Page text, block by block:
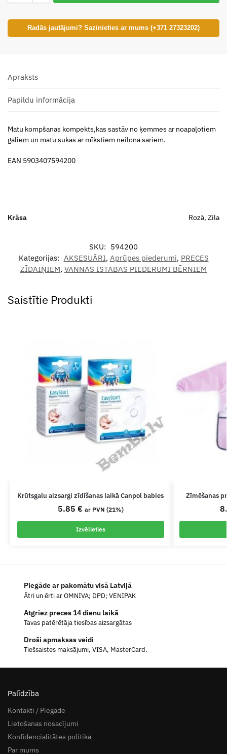
Radās jautājumi? Sazinieties ar mums (+371 27323202)
Apraksts
Papildu informācija
Matu kompšanas kompekts,kas sastāv no ķemmes ar noapaļotiem
galiem un matu sukas ar mīkstiem neilona sariem.
EAN 5903407594200
Krāsa Rozā, Zila
SKU: 594200
Kategorijas: AKSESUĀRI, Aprūpes piederumi, PRECES
ZĪDAIŅIEM, VANNAS ISTABAS PIEDERUMI BĒRNIEM
Saistītie Produkti
Krūtsgalu aizsargi zīdīšanas laikā Canpol babies
5.85 € ar PVN (21%)
Izvēlieties
Zīmēšanas
Piegāde ar pakomātu visā Latvijā
Ātri un ērti ar OMNIVA; DPD; VENIPAK
Atgriez preces 14 dienu laikā
Tavas patērētāja tiesības aizsargātas
Droši apmaksas veidi
Tiešsaistes maksājumi, VISA, MasterCard.
Palīdzība
Kontakti / Piegāde
Lietošanas nosacījumi
Konfidencialitātes politika
Par mums